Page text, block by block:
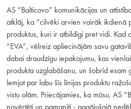
AS “Balticovo” komunikācijas un
atklāj, ka “cilvēki arvien vairāk ikdienā
produktus, kuri ir atbildīgi pret vidi. Kad
“EVA”, vēlreiz apliecinājām savu
dabai draudzīgu iepakojumu, kas
produkta uzglabāšanu, un šobrīd esam
lemjot par labu šīs līnijas produktu
vistu olām. Priecājamies, ka mūsu, AS
novērtēti un pamanīti - pagājušajā